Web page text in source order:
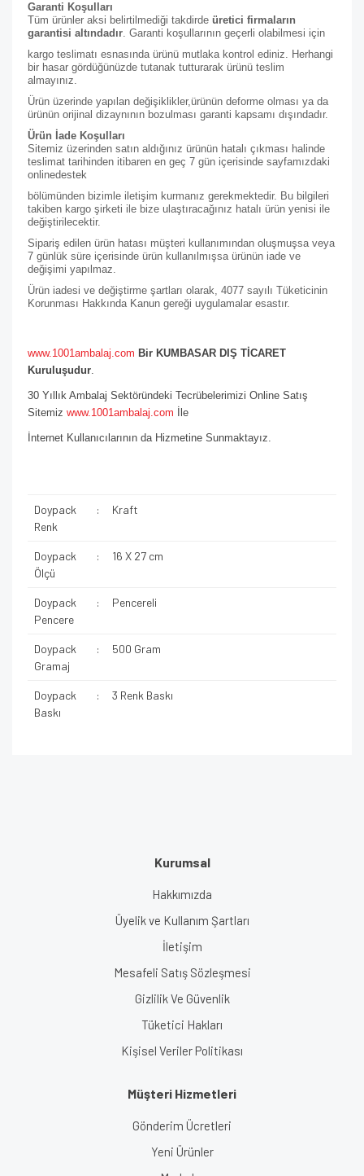
Garanti Koşulları
Tüm ürünler aksi belirtilmediği takdirde üretici firmaların
garantisi altındadır. Garanti koşullarının geçerli olabilmesi için
kargo teslimatı esnasında ürünü mutlaka kontrol ediniz. Herhangi
bir hasar gördüğünüzde tutanak tutturarak ürünü teslim
almayınız.
Ürün üzerinde yapılan değişiklikler,ürünün deforme olması ya da
ürünün orijinal dizaynının bozulması garanti kapsamı dışındadır.
Ürün İade Koşulları
Sitemiz üzerinden satın aldığınız ürünün hatalı çıkması halinde
teslimat tarihinden itibaren en geç 7 gün içerisinde sayfamızdaki
onlinedestek
bölümünden bizimle iletişim kurmanız gerekmektedir. Bu bilgileri
takiben kargo şirketi ile bize ulaştıracağınız hatalı ürün yenisi ile
değiştirilecektir.
Sipariş edilen ürün hatası müşteri kullanımından oluşmuşsa veya
7 günlük süre içerisinde ürün kullanılmışsa ürünün iade ve
değişimi yapılmaz.
Ürün iadesi ve değiştirme şartları olarak, 4077 sayılı Tüketicinin
Korunması Hakkında Kanun gereği uygulamalar esastır.
www.1001ambalaj.com Bir KUMBASAR DIŞ TİCARET
Kuruluşudur.
30 Yıllık Ambalaj Sektöründeki Tecrübelerimizi Online Satış
Sitemiz www.1001ambalaj.com İle
İnternet Kullanıcılarının da Hizmetine Sunmaktayız.
Doypack
Renk
: Kraft
Doypack
Ölçü
: 16 X 27 cm
Doypack
Pencere
: Pencereli
Doypack
Gramaj
: 500 Gram
Doypack
Baskı
: 3 Renk Baskı
Kurumsal
Hakkımızda
Üyelik ve Kullanım Şartları
İletişim
Mesafeli Satış Sözleşmesi
Gizlilik Ve Güvenlik
Tüketici Hakları
Kişisel Veriler Politikası
Müşteri Hizmetleri
Gönderim Ücretleri
Yeni Ürünler